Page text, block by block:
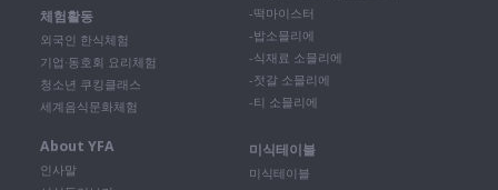
체험활동
외국인 한식체험
기업·동호회 요리체험
청소년 쿠킹클래스
세계음식문화체험
About YFA
인사말
-떡마이스터
-밥소믈리에
-식재료 소믈리에
-젓갈 소믈리에
-티 소믈리에
미식테이블
미식테이블